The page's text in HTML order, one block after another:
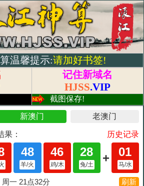
温馨提示:请加好书签!
记住新域名
HJSS.VIP
截图保存!